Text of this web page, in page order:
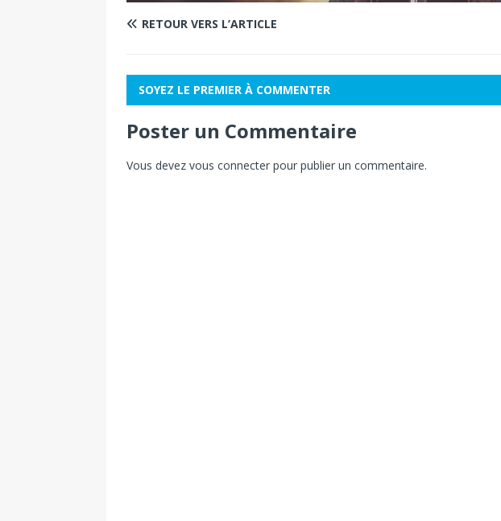
RETOUR VERS L’ARTICLE
SOYEZ LE PREMIER À COMMENTER
Poster un Commentaire
Vous devez vous connecter pour publier un commentaire.